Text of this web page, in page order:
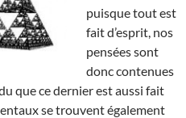
puisque tout est
fait d’esprit, nos
pensées sont
donc contenues
que ce dernier est aussi fait
se trouvent également